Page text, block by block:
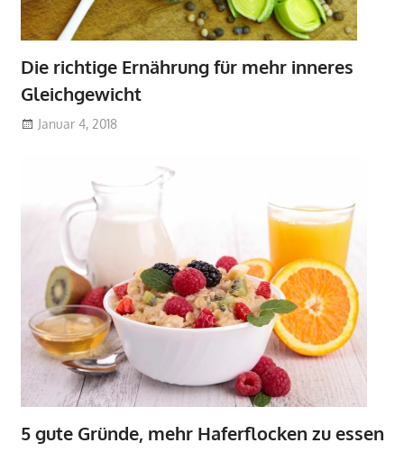
Die richtige Ernährung für mehr inneres
Gleichgewicht
Januar 4, 2018
5 gute Gründe, mehr Haferflocken zu essen